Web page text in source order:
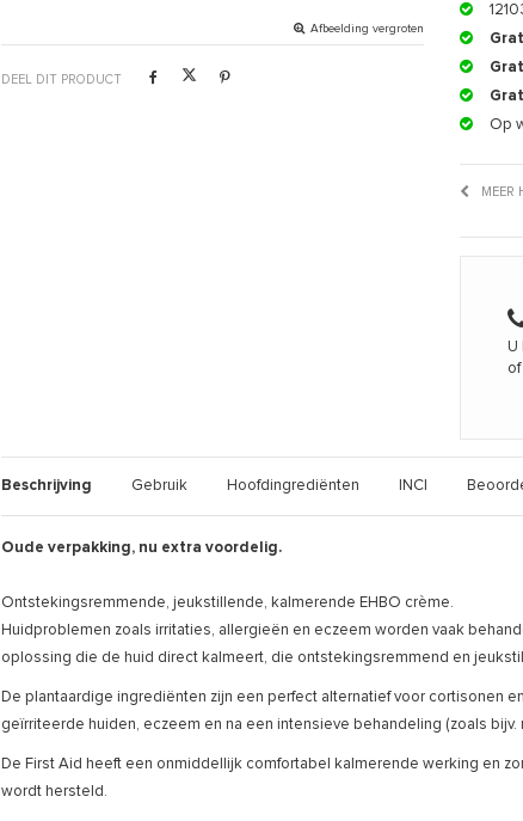
Afbeelding vergroten
DEEL DIT PRODUCT
Op
MEER
U
Beschrijving Gebruik Hoofdingrediënten INCI
Oude verpakking, nu extra voordelig.
Ontstekingsremmende, jeukstillende, kalmerende EHBO crème.
Huidproblemen zoals irritaties, allergieën en eczeem worden vaak
oplossing die de huid direct kalmeert, die ontstekingsremmend en
De plantaardige ingrediënten zijn een perfect alternatief voor cortisonen
geïrriteerde huiden, eczeem en na een intensieve behandeling (zoals bijv.
De First Aid heeft een onmiddellijk comfortabel kalmerende werking en
wordt hersteld.